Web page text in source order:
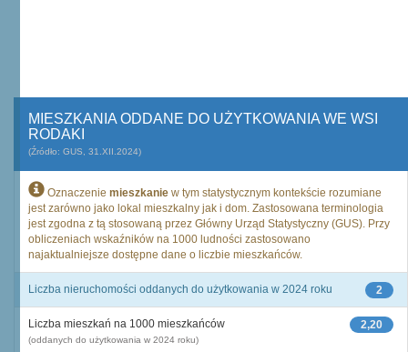
MIESZKANIA ODDANE DO UŻYTKOWANIA WE WSI
RODAKI
(Źródło: GUS, 31.XII.2024)
Oznaczenie mieszkanie w tym statystycznym kontekście rozumiane
jest zarówno jako lokal mieszkalny jak i dom. Zastosowana terminologia
jest zgodna z tą stosowaną przez Główny Urząd Statystyczny (GUS). Przy
obliczeniach wskaźników na 1000 ludności zastosowano
najaktualniejsze dostępne dane o liczbie mieszkańców.
2
Liczba nieruchomości oddanych do użytkowania w 2024 roku
2,20
Liczba mieszkań na 1000 mieszkańców
(oddanych do użytkowania w 2024 roku)